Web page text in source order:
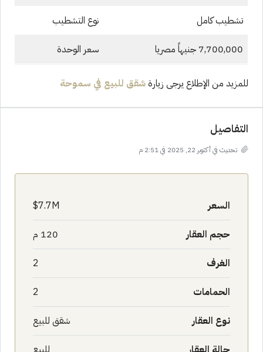
تشطيب كامل نوع التشطيب
7,700,000 جنيهاً مصريا سعر الوحدة
للمزيد من الإطلاع يرجى زيارةشقق للبيع في سموحة
التفاصيل
تحديث في أكتوبر 22, 2025 في 2:51 م
السعر 7.7M$
حجم العقار 120 م
الغرف 2
الحمامات 2
نوع العقار شقق للبيع